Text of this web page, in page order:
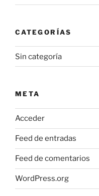
CATEGORÍAS
Sin categoría
META
Acceder
Feed de entradas
Feed de comentarios
WordPress.org